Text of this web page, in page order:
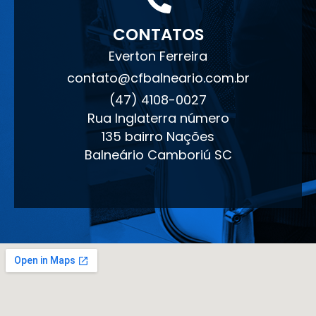
CONTATOS
Everton Ferreira
contato@cfbalneario.com.br
(47) 4108-0027
Rua Inglaterra número
135 bairro Nações
Balneário Camboriú SC